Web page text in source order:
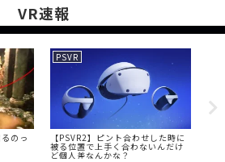
VR速報
のっ
PSVR
【PSVR2】ピント合わせした時に
被る位置で上手く合わないんだけ
ど個人差なんかな？